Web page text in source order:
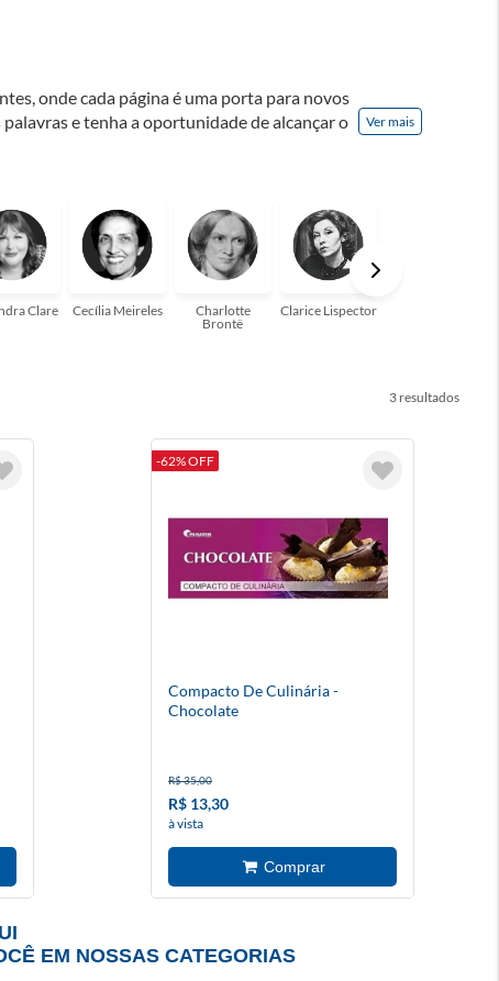
onde cada página é uma porta para novos
e tenha a oportunidade de alcançar o
você!
Ver mais
Clare Cecília Meireles
Charlotte
Brontë
Clarice Lispector
3
-62% OFF
Compacto De Culinária -
Chocolate
R$ 35,00
R$ 13,30
à vista
EM NOSSAS CATEGORIAS